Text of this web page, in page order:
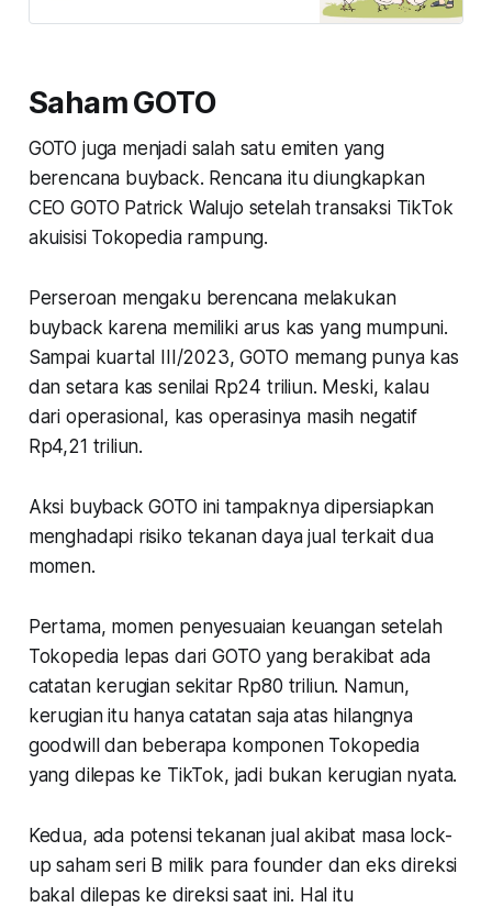
Saham GOTO
GOTO juga menjadi salah satu emiten yang
berencana buyback. Rencana itu diungkapkan
CEO GOTO Patrick Walujo setelah transaksi TikTok
akuisisi Tokopedia rampung.
Perseroan mengaku berencana melakukan
buyback karena memiliki arus kas yang mumpuni.
Sampai kuartal III/2023, GOTO memang punya kas
dan setara kas senilai Rp24 triliun. Meski, kalau
dari operasional, kas operasinya masih negatif
Rp4,21 triliun.
Aksi buyback GOTO ini tampaknya dipersiapkan
menghadapi risiko tekanan daya jual terkait dua
momen.
Pertama, momen penyesuaian keuangan setelah
Tokopedia lepas dari GOTO yang berakibat ada
catatan kerugian sekitar Rp80 triliun. Namun,
kerugian itu hanya catatan saja atas hilangnya
goodwill dan beberapa komponen Tokopedia
yang dilepas ke TikTok, jadi bukan kerugian nyata.
Kedua, ada potensi tekanan jual akibat masa lock-
up saham seri B milik para founder dan eks direksi
bakal dilepas ke direksi saat ini. Hal itu